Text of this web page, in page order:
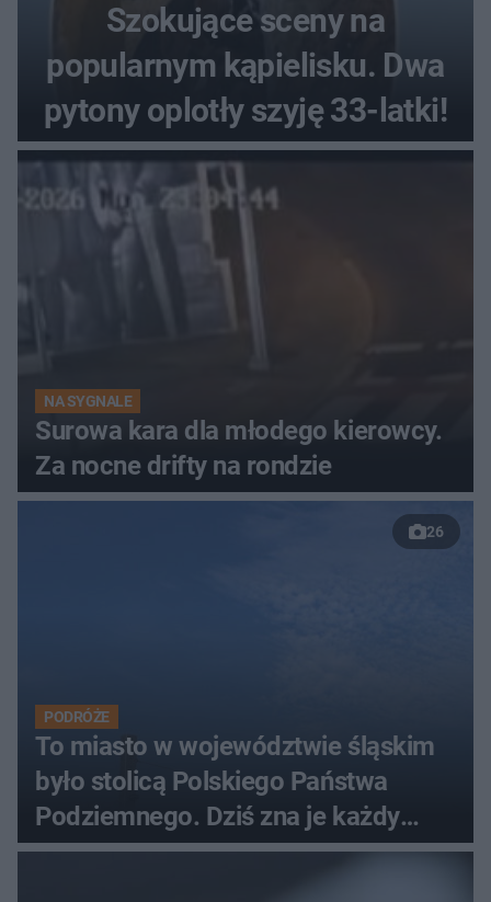
Szokujące sceny na
popularnym kąpielisku. Dwa
pytony oplotły szyję 33-latki!
NA SYGNALE
Surowa kara dla młodego kierowcy.
Za nocne drifty na rondzie
26
PODRÓŻE
To miasto w województwie śląskim
było stolicą Polskiego Państwa
Podziemnego. Dziś zna je każdy
pielgrzym